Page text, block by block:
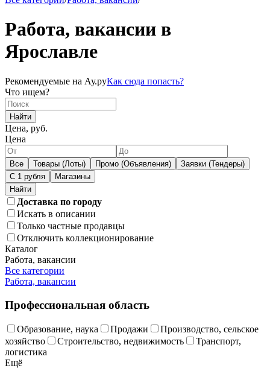
Работа, вакансии в
Ярославле
Рекомендуемые на Ау.руКак сюда попасть?
Что ищем?
Найти
Цена, руб.
Цена
Все Товары (Лоты) Промо (Объявления)
Заявки (Тендеры)
С 1 рубля
Магазины
Доставка по городу
Искать в описании
Только частные продавцы
Отключить коллекционирование
Каталог
Работа, вакансии
Все категории
Работа, вакансии
Профессиональная область
Образование, наука Продажи
Производство, сельское
хозяйство
Строительство, недвижимость
Транспорт,
логистика
Ещё